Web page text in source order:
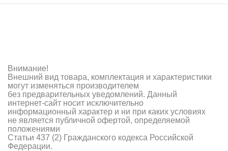
Двигатели
Технические жидкости
Инструмент,измерительные приборы,расходники
Оптовая продажа запчастей для моделей
Внимание!
Внешний вид товара, комплектация и характеристики
могут изменяться производителем
без предварительных уведомлений. Данный
интернет-сайт носит исключительно
информационный характер и ни при каких условиях
не является публичной офертой, определяемой
положениями
Статьи 437 (2) Гражданского кодекса Российской
Федерации.